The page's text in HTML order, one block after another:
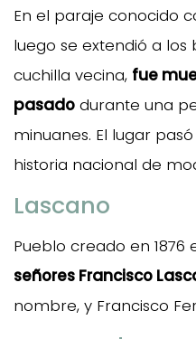
En el paraje conocido
luego se extendió a
cuchilla vecina, fue
pasado durante una
minuanes. El lugar
historia nacional de
Lascano
Pueblo creado en 1876
señores Francisco
nombre, y Francisco